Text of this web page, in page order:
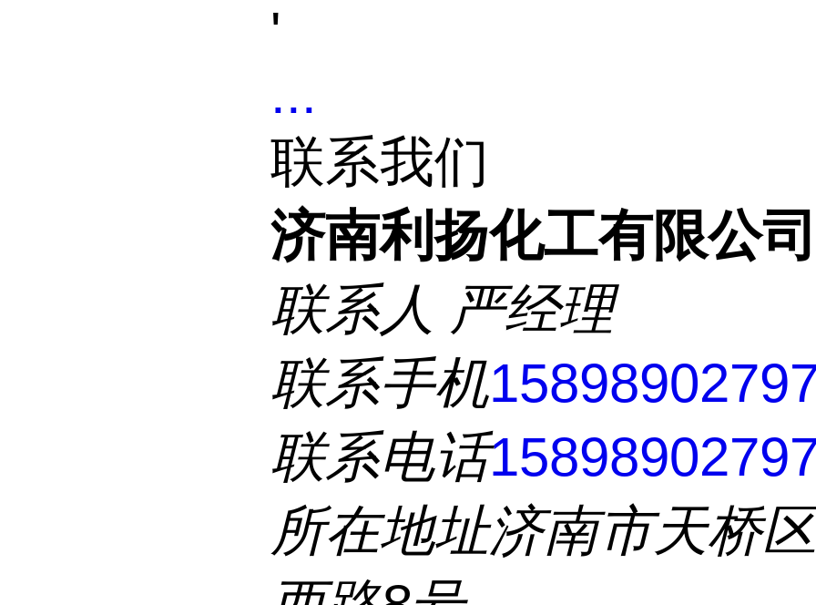
'
...
联系我们
济南利扬化工有限公司
联系人 严经理
联系手机
联系电话
所在地址济南市天桥